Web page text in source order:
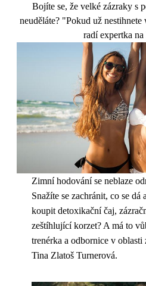
Bojíte se, že velké zázraky s
neuděláte? "Pokud už
radí expertka
Zimní hodování se neblaze
Snažíte se zachránit, co se dá
koupit detoxikační čaj,
zeštíhlující korzet? A má to
trenérka a odbornice v
Tina Zlatoš Turnerová.